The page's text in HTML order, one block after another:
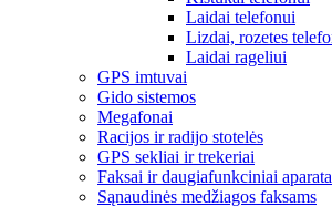
Laidai telefonui
Lizdai, rozetes
Laidai rageliui
GPS imtuvai
Gido sistemos
Megafonai
Racijos ir radijo stotelės
GPS sekliai ir trekeriai
Faksai ir daugiafunkciniai
Sąnaudinės medžiagos faksams